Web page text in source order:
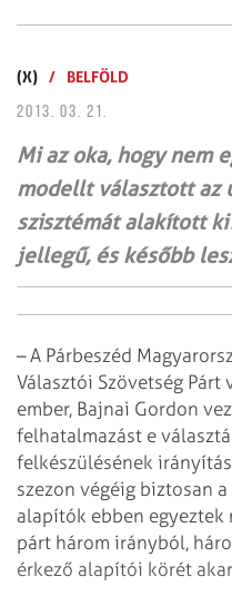
(X) / BELFÖLD
2013. 03. 21.
Mi az oka, hogy nem
modellt választott az
szisztémát alakított
jellegű, és később
– A Párbeszéd
Választói Szövetség Párt
ember, Bajnai Gordon
felhatalmazást e
felkészülésének
szezon végéig biztosan
alapítók ebben egyeztek
párt három irányból,
érkező alapítói körét